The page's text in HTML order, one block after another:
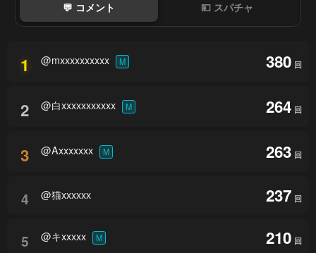
💬 コメント 💴 スパチャ
1 @mxxxxxxxxxx M 380 回
2 @白xxxxxxxxxxx M 264 回
3 @Axxxxxxx M 263 回
4 @猫xxxxxx 237 回
5 @キxxxxx M 210 回